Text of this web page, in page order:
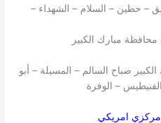
– حطين – السلام – الشهداء –
مبارك الكبير
صباح السالم – المسيلة – أبو
– الوفرة
امريكي